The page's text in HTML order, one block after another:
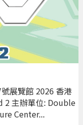
展覽館 2026 香港
2 主辦單位: Double
Center...